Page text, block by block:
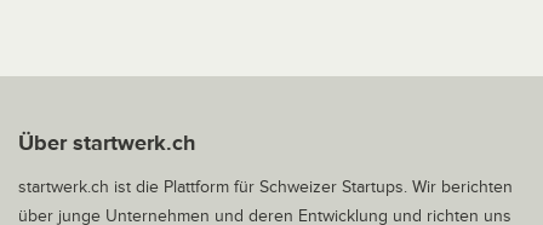
Über startwerk.ch
startwerk.ch ist die Plattform für Schweizer Startups. Wir berichten
über junge Unternehmen und deren Entwicklung und richten uns